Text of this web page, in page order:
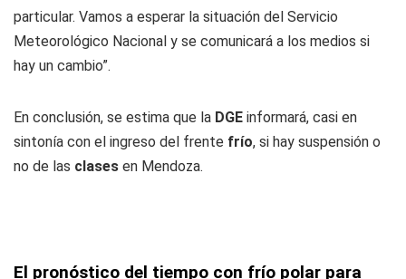
particular. Vamos a esperar la situación del Servicio
Meteorológico Nacional y se comunicará a los medios si
hay un cambio”.
En conclusión, se estima que la DGE informará, casi en
sintonía con el ingreso del frente frío, si hay suspensión o
no de las clases en Mendoza.
El pronóstico del tiempo con frío polar para